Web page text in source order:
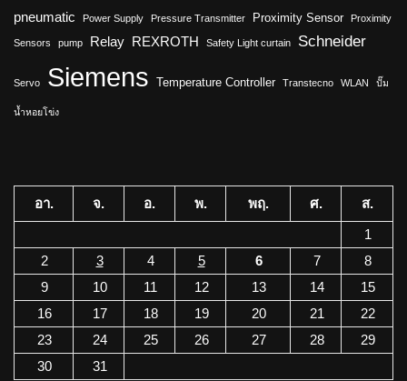
pneumatic Power Supply Pressure Transmitter Proximity Sensor Proximity
Sensors pump Relay REXROTH Safety Light curtain Schneider
Servo Siemens Temperature Controller Transtecno WLAN ปั๊ม
น้ำหอยโข่ง
อา. จ. อ. พ. พฤ. ศ.
ส.
1
2
3 4 5 6 7
8
9
10 11 12 13 14
15
16
17 18 19 20 21
22
23
24 25 26 27 28
29
30
31